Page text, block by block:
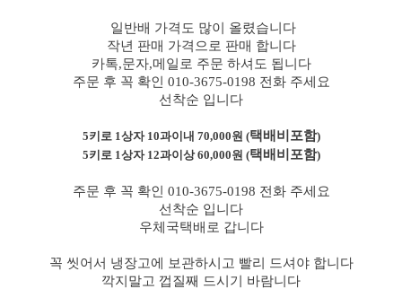
일반배 가격도 많이 올렸습니다
작년 판매 가격으로 판매 합니다
카톡,문자,메일로 주문 하셔도 됩니다
주문 후 꼭 확인 010-3675-0198 전화 주세요
선착순 입니다
5키로 1상자 10과이내 70,000원 (택배비포함)
5키로 1상자 12과이상 60,000원 (택배비포함)
주문 후 꼭 확인 010-3675-0198 전화 주세요
선착순 입니다
우체국택배로 갑니다
꼭 씻어서 냉장고에 보관하시고 빨리 드셔야 합니다
깍지말고 껍질째 드시기 바람니다